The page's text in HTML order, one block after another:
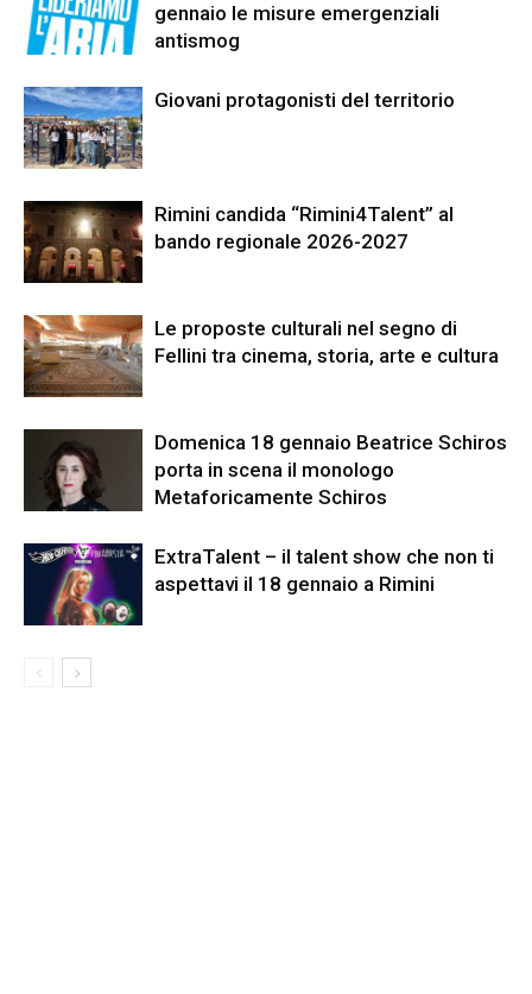
gennaio le misure emergenziali
antismog
Giovani protagonisti del territorio
Rimini candida “Rimini4Talent” al
bando regionale 2026-2027
Le proposte culturali nel segno di
Fellini tra cinema, storia, arte e cultura
Domenica 18 gennaio Beatrice Schiros
porta in scena il monologo
Metaforicamente Schiros
ExtraTalent – il talent show che non ti
aspettavi il 18 gennaio a Rimini